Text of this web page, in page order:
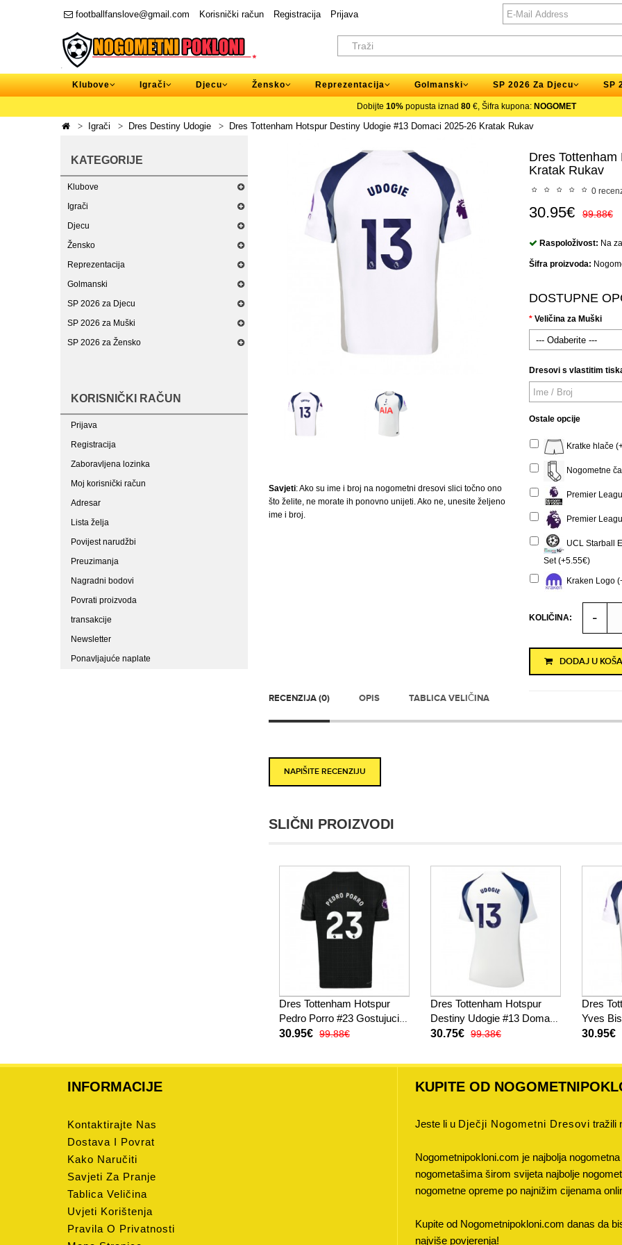
footballfanslove@gmail.com Korisnički račun Registracija Prijava
Klubove Igrači Djecu Žensko Reprezentacija Golmanski SP 2026 Za Djecu SP
Dobijte 10% popusta iznad 80 €, Šifra kupona: NOGOMET
Igrači Dres Destiny Udogie Dres Tottenham Hotspur Destiny Udogie #13 Domaci 2025-26 Kratak Rukav
KATEGORIJE
Klubove
Igrači
Djecu
Žensko
Reprezentacija
Golmanski
SP 2026 za Djecu
SP 2026 za Muški
SP 2026 za Žensko
KORISNIČKI RAČUN
Prijava
Registracija
Zaboravljena lozinka
Moj korisnički račun
Adresar
Lista želja
Povijest narudžbi
Preuzimanja
Nagradni bodovi
Povrati proizvoda
transakcije
Newsletter
Ponavljajuće naplate
Savjeti: Ako su ime i broj na nogometni dresovi slici točno ono
što želite, ne morate ih ponovno unijeti. Ako ne, unesite željeno
ime i broj.
Dres
Kratak Rukav
0
30.95€ 99.88€
Raspoloživost: Na
Šifra proizvoda:
DOSTUPNE
Veličina za Muški
Dresovi s vlastitim
Ostale opcije
Kratke hlače
Nogometne
Premier
Premier
UCL Starball
Set (+5.55€)
Kraken Logo
KOLIČINA:
DODAJ U
RECENZIJA (0) OPIS TABLICA VELIČINA
NAPIŠITE RECENZIJU
SLIČNI PROIZVODI
Dres Tottenham Hotspur
Pedro Porro #23 Gostujuci
2025-26 Kratak Rukav
30.95€ 99.88€
Dres Tottenham Hotspur
Destiny Udogie #13 Domaci
za Žensko 2025-26 Kratak
30.75€ 99.38€
Dres
Yves
2025-26
30.95€
INFORMACIJE
Kontaktirajte Nas
Dostava I Povrat
Kako Naručiti
Savjeti Za Pranje
Tablica Veličina
Uvjeti Korištenja
Pravila O Privatnosti
KUPITE OD
Jeste li u Dječji Nogometni Dresovi tražili
Nogometnipokloni.com je najbolja
nogometašima širom svijeta najbolje
nogometne opreme po najnižim cijenama
Kupite od Nogometnipokloni.com danas da
najviše povjerenja!